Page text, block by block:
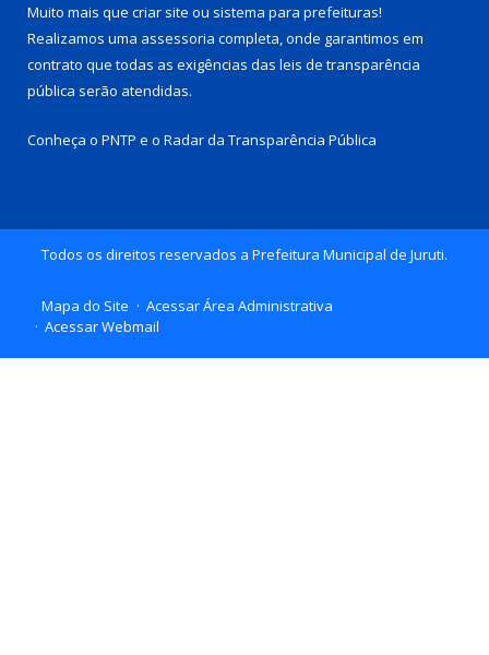
Muito mais que criar site ou sistema para prefeituras!
Realizamos uma assessoria completa, onde garantimos em
contrato que todas as exigências das leis de transparência
pública serão atendidas.
Conheça o PNTP e o Radar da Transparência Pública
Todos os direitos reservados a Prefeitura Municipal de Juruti.
Mapa do Site
Acessar Área Administrativa
Acessar Webmail